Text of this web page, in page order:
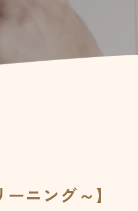
ニング～】